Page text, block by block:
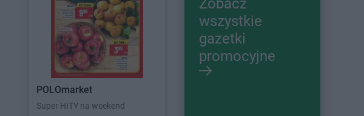
POLOmarket
Super HITY na weekend
wszystkie
gazetki
promocyjne